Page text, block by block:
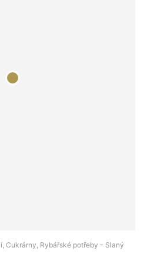
Cukrárny, Rybářské potřeby - Slaný